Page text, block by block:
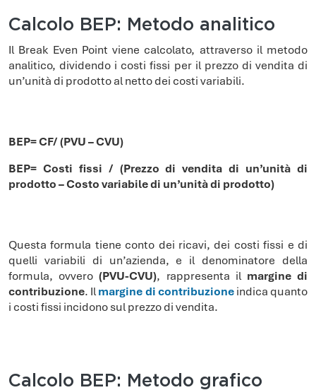
Calcolo BEP: Metodo analitico
Il Break Even Point viene calcolato, attraverso il metodo
analitico, dividendo i costi fissi per il prezzo di vendita di
un’unità di prodotto al netto dei costi variabili.
BEP= CF/ (PVU – CVU)
BEP= Costi fissi / (Prezzo di vendita di un’unità di
prodotto – Costo variabile di un’unità di prodotto)
Questa formula tiene conto dei ricavi, dei costi fissi e di
quelli variabili di un’azienda, e il denominatore della
formula, ovvero(PVU-CVU), rappresenta il margine di
contribuzione. Ilmargine di contribuzioneindica quanto
i costi fissi incidono sul prezzo di vendita.
Calcolo BEP: Metodo grafico